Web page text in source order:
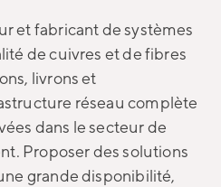
et fabricant de systèmes
de cuivres et de fibres
livrons et
réseau complète
dans le secteur de
Proposer des solutions
grande disponibilité,